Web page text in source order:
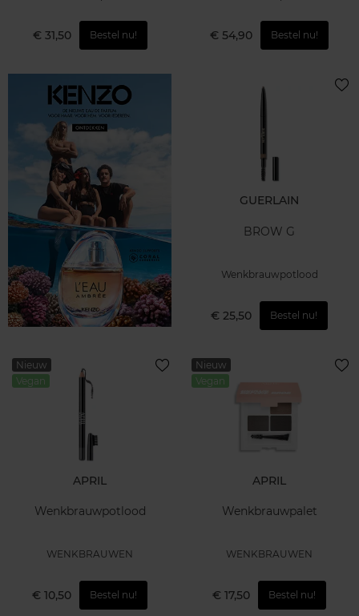
€ 31,50 Bestel nu! € 54,90 Bestel nu!
GUERLAIN
BROW G
Wenkbrauwpotlood
€ 25,50 Bestel nu!
Nieuw
Vegan
APRIL
Wenkbrauwpotlood
WENKBRAUWEN
€ 10,50 Bestel nu!
Nieuw
Vegan
APRIL
Wenkbrauwpalet
WENKBRAUWEN
€ 17,50 Bestel nu!